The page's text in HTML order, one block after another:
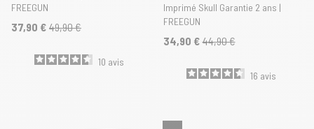
FREEGUN
37,90 € 49,90 €
10 avis
Imprimé Skull Garantie 2 ans |
FREEGUN
34,90 € 44,90 €
16 avis